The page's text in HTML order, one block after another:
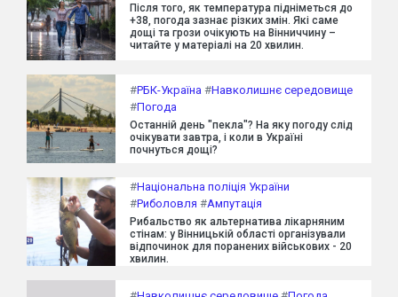
Після того, як температура підніметься до
+38, погода зазнає різких змін. Які саме
дощі та грози очікують на Вінниччину –
читайте у матеріалі на 20 хвилин.
#РБК-Україна #Навколишнє середовище
#Погода
Останній день "пекла"? На яку погоду слід
очікувати завтра, і коли в Україні
почнуться дощі?
#Національна поліція України
#Риболовля #Ампутація
Рибальство як альтернатива лікарняним
стінам: у Вінницькій області організували
відпочинок для поранених військових - 20
хвилин.